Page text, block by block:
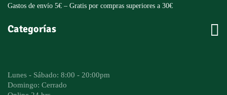
Gastos de envío 5€ – Gratis por compras superiores a 30€
Categorías 
Lunes - Sábado: 8:00 - 20:00pm
Domingo: Cerrado